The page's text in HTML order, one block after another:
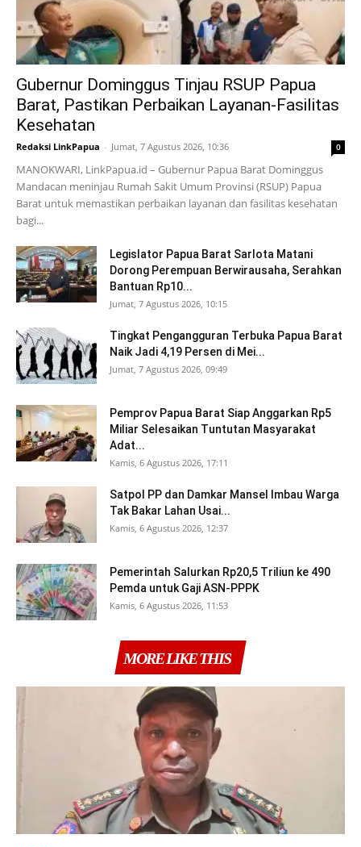
Gubernur Dominggus Tinjau RSUP Papua
Barat, Pastikan Perbaikan Layanan-Fasilitas
Kesehatan
Redaksi LinkPapua - Jumat, 7 Agustus 2026, 10:36 0
MANOKWARI, LinkPapua.id – Gubernur Papua Barat Dominggus
Mandacan meninjau Rumah Sakit Umum Provinsi (RSUP) Papua
Barat untuk memastikan perbaikan layanan dan fasilitas kesehatan
bagi...
Legislator Papua Barat Sarlota Matani
Dorong Perempuan Berwirausaha, Serahkan
Bantuan Rp10...
Jumat, 7 Agustus 2026, 10:15
Tingkat Pengangguran Terbuka Papua Barat
Naik Jadi 4,19 Persen di Mei...
Jumat, 7 Agustus 2026, 09:49
Pemprov Papua Barat Siap Anggarkan Rp5
Miliar Selesaikan Tuntutan Masyarakat
Adat...
Kamis, 6 Agustus 2026, 17:11
Satpol PP dan Damkar Mansel Imbau Warga
Tak Bakar Lahan Usai...
Kamis, 6 Agustus 2026, 12:37
Pemerintah Salurkan Rp20,5 Triliun ke 490
Pemda untuk Gaji ASN-PPPK
Kamis, 6 Agustus 2026, 11:53
MORE LIKE THIS